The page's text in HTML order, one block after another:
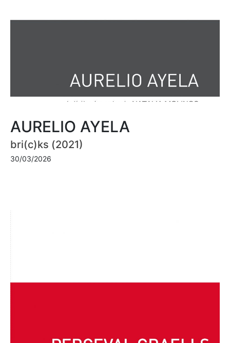
AURELIO AYELA
bri(c)ks (2021)
30/03/2026